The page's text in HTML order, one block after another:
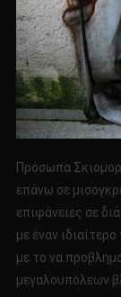
Πρόσωπα
επάνω σε
επιφάνειες σε
με έναν
με το να
μεγαλουπόλεων